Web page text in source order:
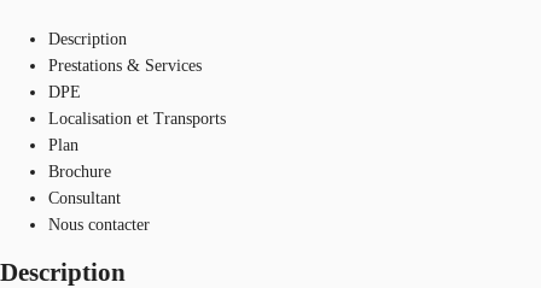
Description
Prestations & Services
DPE
Localisation et Transports
Plan
Brochure
Consultant
Nous contacter
Description